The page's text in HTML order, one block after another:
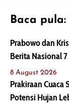
Baca pula:
Prabowo dan
Berita Nasional
8 August 2026
Prakiraan Cuaca
Potensi Hujan